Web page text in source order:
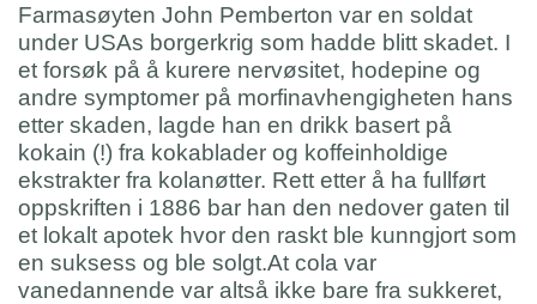
Farmasøyten John Pemberton var en soldat
under USAs borgerkrig som hadde blitt skadet. I
et forsøk på å kurere nervøsitet, hodepine og
andre symptomer på morfinavhengigheten hans
etter skaden, lagde han en drikk basert på
kokain (!) fra kokablader og koffeinholdige
ekstrakter fra kolanøtter. Rett etter å ha fullført
oppskriften i 1886 bar han den nedover gaten til
et lokalt apotek hvor den raskt ble kunngjort som
en suksess og ble solgt.At cola var
vanedannende var altså ikke bare fra sukkeret,